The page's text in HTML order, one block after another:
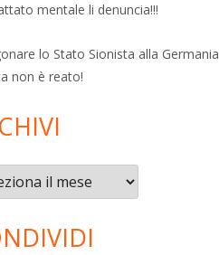
mentale li denuncia!!!
lo Stato Sionista alla Germania
non è reato!